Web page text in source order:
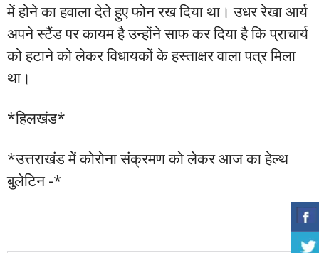
में होने का हवाला देते हुए फोन रख दिया था। उधर रेखा आर्य
अपने स्टैंड पर कायम है उन्होंने साफ कर दिया है कि प्राचार्य
को हटाने को लेकर विधायकों के हस्ताक्षर वाला पत्र मिला
था।
*हिलखंड*
*उत्तराखंड में कोरोना संक्रमण को लेकर आज का हेल्थ
बुलेटिन -*